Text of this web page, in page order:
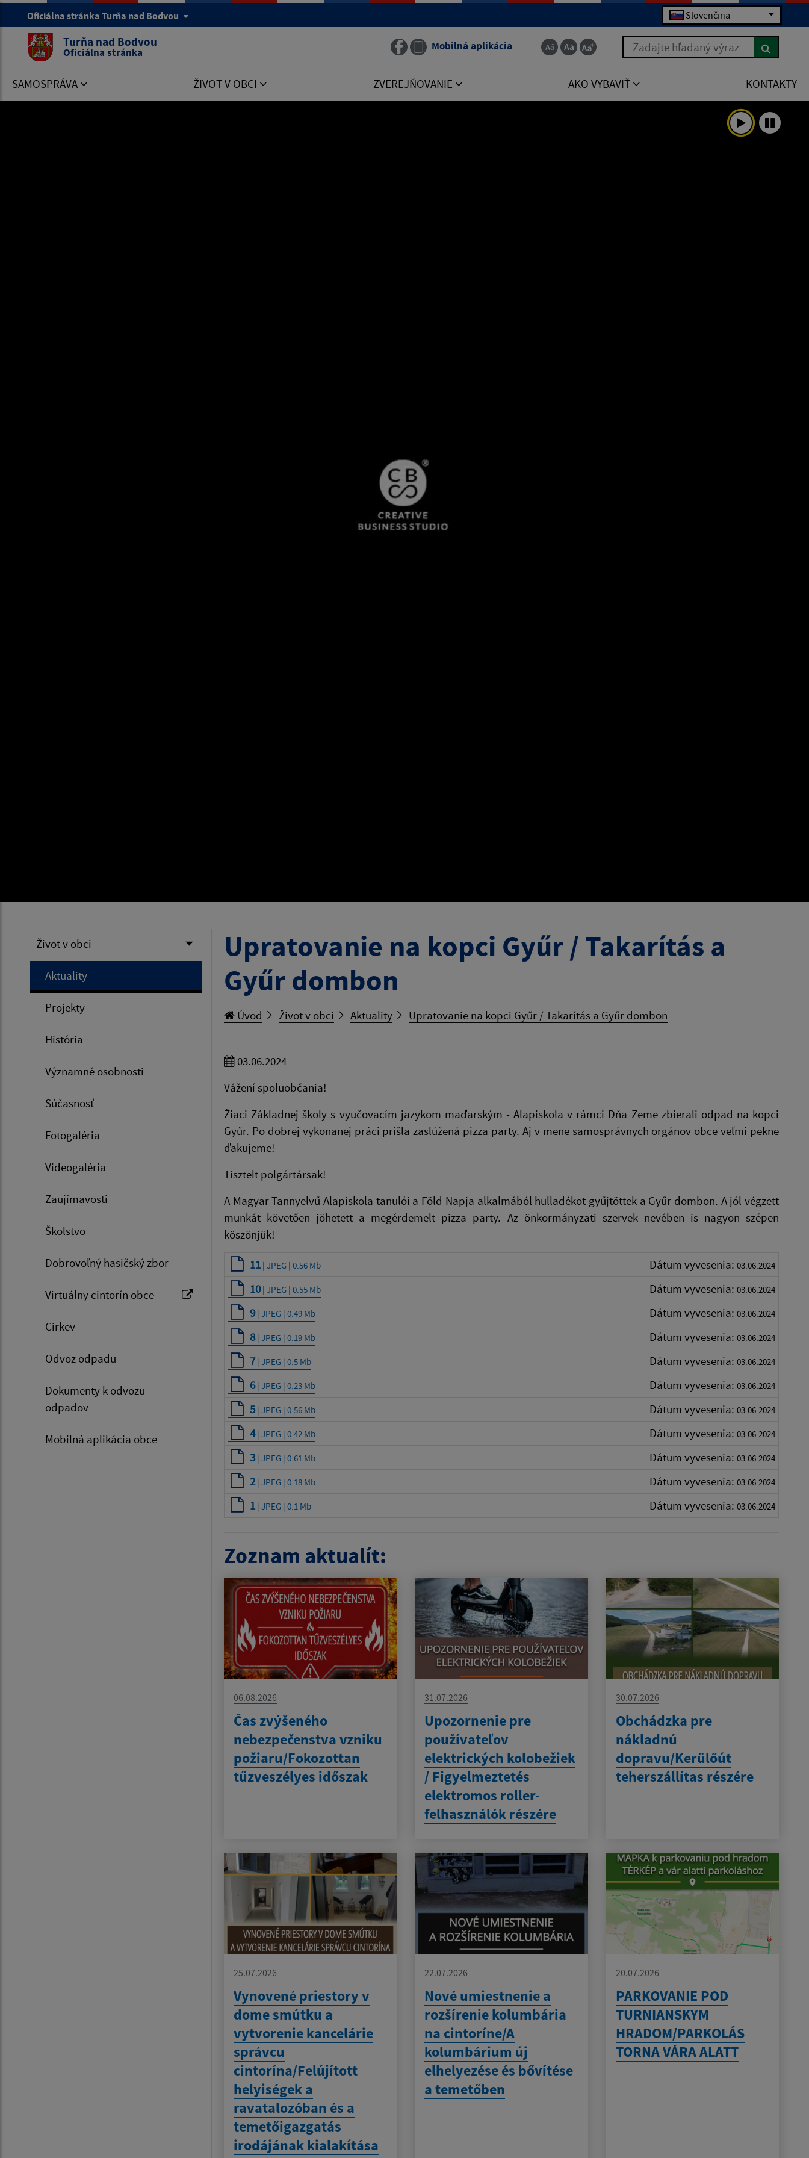
Oficiálna stránka Turňa nad Bodvou Slovenčina
Turňa nad Bodvou
Oficiálna stránka Mobilná aplikácia Zadajte hľadaný výraz
SAMOSPRÁVA ŽIVOT V OBCI ZVEREJŇOVANIE AKO VYBAVIŤ KONTAKTY
Život v obci
Aktuality
Projekty
História
Významné osobnosti
Súčasnosť
Fotogaléria
Videogaléria
Zaujímavosti
Školstvo
Dobrovoľný hasičský zbor
Virtuálny cintorín obce
Cirkev
Odvoz odpadu
Dokumenty k odvozu
odpadov
Mobilná aplikácia obce
Upratovanie na kopci Gyűr / Takarítás a
Gyűr dombon
Úvod Život v obci Aktuality Upratovanie na kopci Gyűr / Takarítás a Gyűr dombon
03.06.2024
Vážení spoluobčania!
Žiaci Základnej školy s vyučovacím jazykom maďarským - Alapiskola v rámci Dňa Zeme zbierali odpad na kopci
Gyűr. Po dobrej vykonanej práci prišla zaslúžená pizza party. Aj v mene samosprávnych orgánov obce veľmi pekne
ďakujeme!
Tisztelt polgártársak!
A Magyar Tannyelvű Alapiskola tanulói a Föld Napja alkalmából hulladékot gyűjtöttek a Gyűr dombon. A jól végzett
munkát követően jöhetett a megérdemelt pizza party. Az önkormányzati szervek nevében is nagyon szépen
köszönjük!
11| JPEG | 0.56 Mb Dátum vyvesenia: 03.06.2024
10| JPEG | 0.55 Mb Dátum vyvesenia: 03.06.2024
9| JPEG | 0.49 Mb Dátum vyvesenia: 03.06.2024
8| JPEG | 0.19 Mb Dátum vyvesenia: 03.06.2024
7| JPEG | 0.5 Mb Dátum vyvesenia: 03.06.2024
6| JPEG | 0.23 Mb Dátum vyvesenia: 03.06.2024
5| JPEG | 0.56 Mb Dátum vyvesenia: 03.06.2024
4| JPEG | 0.42 Mb Dátum vyvesenia: 03.06.2024
3| JPEG | 0.61 Mb Dátum vyvesenia: 03.06.2024
2| JPEG | 0.18 Mb Dátum vyvesenia: 03.06.2024
1| JPEG | 0.1 Mb Dátum vyvesenia: 03.06.2024
Zoznam aktualít:
06.08.2026
Čas zvýšeného
nebezpečenstva vzniku
požiaru/Fokozottan
tűzveszélyes időszak
31.07.2026
Upozornenie pre
používateľov
elektrických kolobežiek
/ Figyelmeztetés
elektromos roller-
felhasználók részére
30.07.2026
Obchádzka pre
nákladnú
dopravu/Kerülőút
teherszállítas részére
25.07.2026
Vynovené priestory v
dome smútku a
vytvorenie kancelárie
správcu
cintorína/Felújított
helyiségek a
ravatalozóban és a
temetőigazgatás
irodájának kialakítása
22.07.2026
Nové umiestnenie a
rozšírenie kolumbária
na cintoríne/A
kolumbárium új
elhelyezése és bővítése
a temetőben
20.07.2026
PARKOVANIE POD
TURNIANSKYM
HRADOM/PARKOLÁS
TORNA VÁRA ALATT